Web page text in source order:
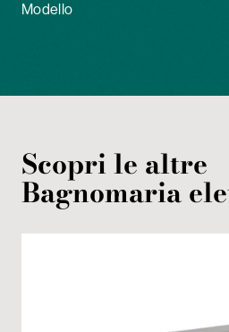
Modello
Scopri le altre
Bagnomaria